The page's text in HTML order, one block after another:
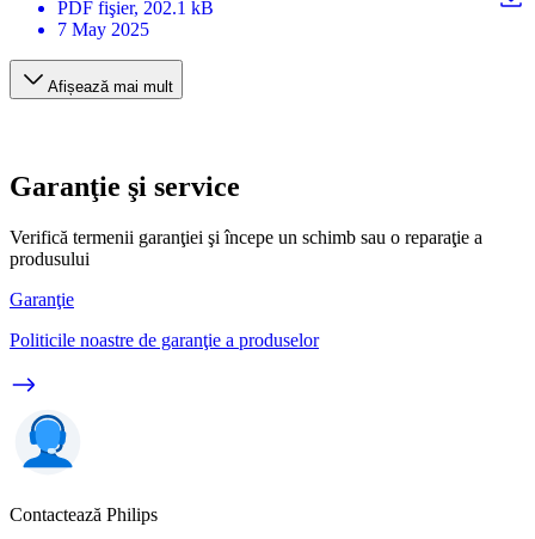
PDF fişier, 202.1 kB
7 May 2025
Afișează mai mult
Garanţie şi service
Verifică termenii garanţiei şi începe un schimb sau o reparaţie a
produsului
Garanţie
Politicile noastre de garanţie a produselor
Contactează Philips